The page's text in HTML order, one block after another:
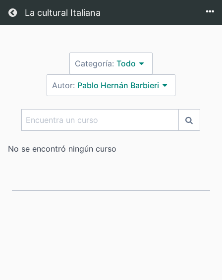
Regresar a casa
La cultural Italiana
Categoría:Todo
Autor: Pablo Hernán Barbieri
Encuentra
No se encontró ningún curso